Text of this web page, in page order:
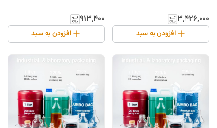
۳٬۴۲۶٬۰۰۰
افزودن به سبد
۹۱۳٬۴۰۰
افزودن به سبد